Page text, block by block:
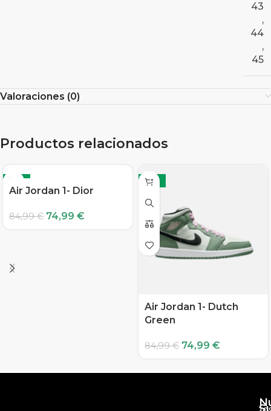
43
,
44
,
45
Valoraciones (0)
Productos relacionados
-12%
Air Jordan 1- Dior
84,99€ 74,99 €
-12%
Air Jordan 1- Dutch
Green
84,99€ 74,99 €